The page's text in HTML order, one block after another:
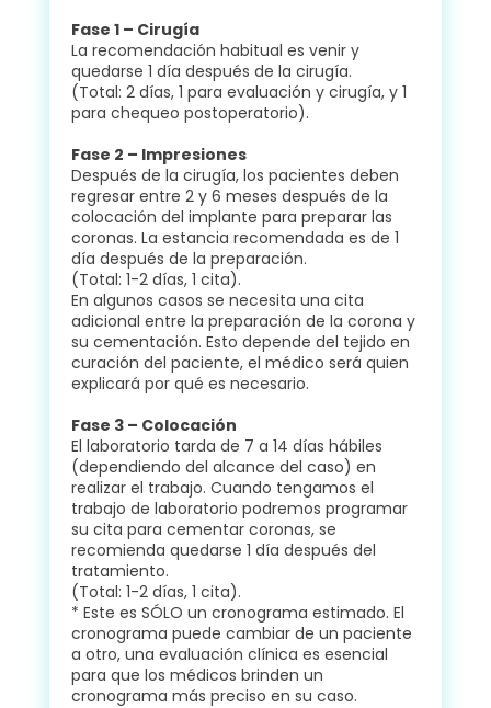
Fase 1 – Cirugía
La recomendación habitual es venir y
quedarse 1 día después de la cirugía.
(Total: 2 días, 1 para evaluación y cirugía, y 1
para chequeo postoperatorio).
Fase 2 – Impresiones
Después de la cirugía, los pacientes deben
regresar entre 2 y 6 meses después de la
colocación del implante para preparar las
coronas. La estancia recomendada es de 1
día después de la preparación.
(Total: 1-2 días, 1 cita).
En algunos casos se necesita una cita
adicional entre la preparación de la corona y
su cementación. Esto depende del tejido en
curación del paciente, el médico será quien
explicará por qué es necesario.
Fase 3 – Colocación
El laboratorio tarda de 7 a 14 días hábiles
(dependiendo del alcance del caso) en
realizar el trabajo. Cuando tengamos el
trabajo de laboratorio podremos programar
su cita para cementar coronas, se
recomienda quedarse 1 día después del
tratamiento.
(Total: 1-2 días, 1 cita).
* Este es SÓLO un cronograma estimado. El
cronograma puede cambiar de un paciente
a otro, una evaluación clínica es esencial
para que los médicos brinden un
cronograma más preciso en su caso.